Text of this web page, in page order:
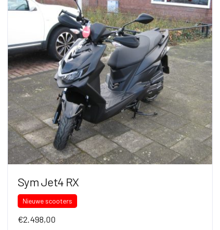
Sym Jet4 RX
Nieuwe scooters
€2.498,00